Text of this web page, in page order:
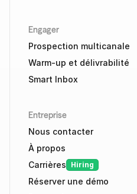
Engager
Prospection multicanale
Warm-up et délivrabilité
Smart Inbox
Entreprise
Nous contacter
À propos
Carrières
Hiring
Réserver une démo